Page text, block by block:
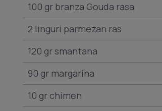
100 gr branza Gouda rasa
2 linguri parmezan ras
120 gr smantana
90 gr margarina
10 gr chimen